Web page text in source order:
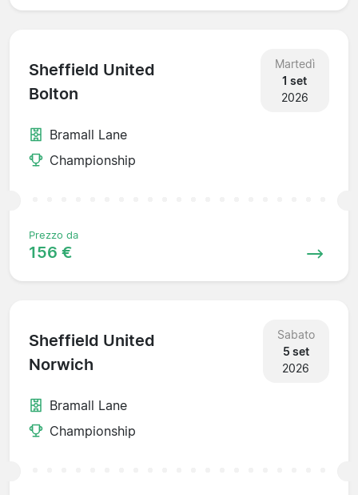
Sheffield United
Bolton
Martedì
1 set
2026
Bramall Lane
Championship
Prezzo da
156 €
Sheffield United
Norwich
Sabato
5 set
2026
Bramall Lane
Championship